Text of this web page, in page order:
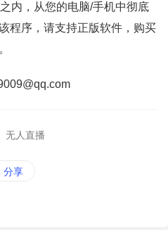
内，从您的电脑/手机中彻底
程序，请支持正版软件，购买
无人直播
分享